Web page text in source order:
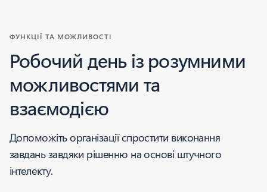
ФУНКЦІЇ ТА МОЖЛИВОСТІ
Робочий день із розумними
можливостями та
взаємодією
Допоможіть організації спростити виконання
завдань завдяки рішенню на основі штучного
інтелекту.